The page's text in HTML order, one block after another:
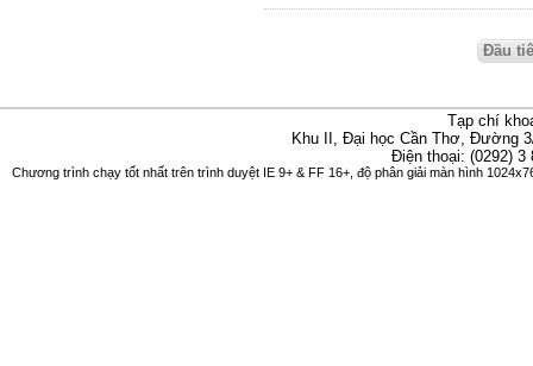
Đầu
Tạp chí
Khu II, Đại học Cần Thơ, Đường
Điện thoại: (0292)
Chương trình chạy tốt nhất trên trình duyệt IE 9+ & FF 16+, độ phân giải màn hình